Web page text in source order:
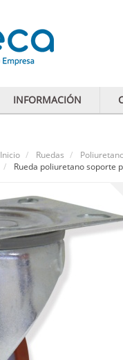
INFORMACIÓN
Inicio Ruedas
Rueda poliuretano soporte